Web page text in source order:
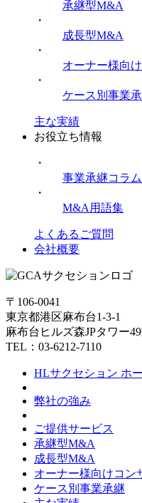
承継型M&A
・
成長型M&A
・
オーナー様向
・
ケース別事業
主な実績
お役立ち情報
・
事業承継コラム
・
M&A用語集
よくあるご質問
会社概要
〒106-0041
東京都港区麻布台1-3-1
麻布台ヒルズ森JPタワー
TEL：03-6212-7110
HLサクセション ホ
弊社の強み
ご提供サービス
承継型M&A
成長型M&A
オーナー様向けコン
ケース別事業承継